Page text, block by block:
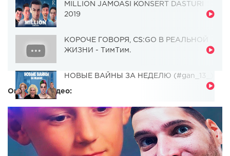
MILLION JAMOASI KONSERT DASTURI
2019
КОРОЧЕ ГОВОРЯ, CS:GO В РЕАЛЬНОЙ
ЖИЗНИ - ТимТим.
НОВЫЕ ВАЙНЫ ЗА НЕДЕЛЮ (#gan_13_)
Описание видео: